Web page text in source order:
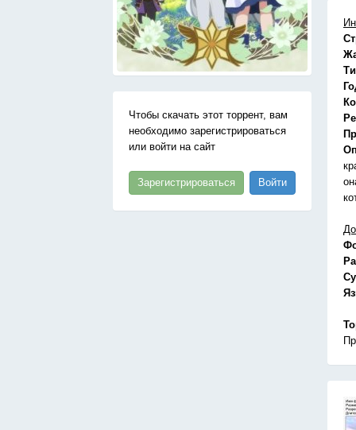
Чтобы скачать этот торрент, вам
необходимо зарегистрироваться
или войти на сайт
Зарегистрироваться Войти